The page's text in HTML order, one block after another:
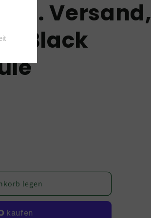
inkl. Versand,
legen